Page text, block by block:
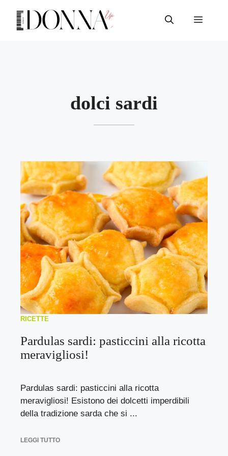
contenuto
Menu
dolci sardi
RICETTE
Pardulas sardi: pasticcini alla ricotta
meravigliosi!
Pardulas sardi: pasticcini alla ricotta
meravigliosi! Esistono dei dolcetti imperdibili
della tradizione sarda che si ...
LEGGI TUTTO